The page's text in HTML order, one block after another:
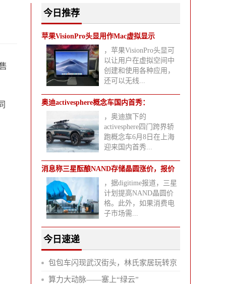
今日推荐
苹果VisionPro头显用作Mac虚拟显示
，苹果VisionPro头显可
以让用户在虚拟空间中
创建和使用各种应用，
还可以无线...
奥迪activesphere概念车国内首秀：
，奥迪旗下的
activesphere四门跨界轿
跑概念车6月8日在上海
迎来国内首秀...
消息称三星酝酿NAND存储晶圆涨价，报价
渐趋
，据digitime报道，三星
计划提高NAND晶圆价
格。此外，如果消费电
子市场需...
今日速递
包包车闪现武汉街头，林氏家居玩转京
算力大动脉——塞上“绿云”